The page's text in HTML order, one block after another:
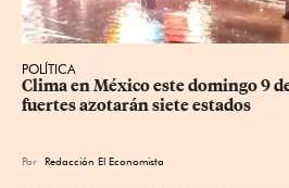
POLÍTICA
Clima en México este domingo 9
fuertes azotarán siete estados
Por Redacción El Economista